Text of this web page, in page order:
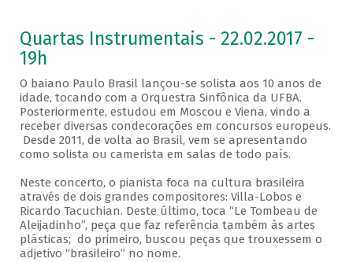
Quartas Instrumentais - 22.02.2017 -
19h
O baiano Paulo Brasil lançou-se solista aos 10 anos de
idade, tocando com a Orquestra Sinfônica da UFBA.
Posteriormente, estudou em Moscou e Viena, vindo a
receber diversas condecorações em concursos europeus.
Desde 2011, de volta ao Brasil, vem se apresentando
como solista ou camerista em salas de todo país.
Neste concerto, o pianista foca na cultura brasileira
através de dois grandes compositores: Villa-Lobos e
Ricardo Tacuchian. Deste último, toca “Le Tombeau de
Aleijadinho”, peça que faz referência também às artes
plásticas; do primeiro, buscou peças que trouxessem o
adjetivo “brasileiro” no nome.